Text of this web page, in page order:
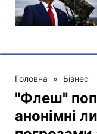
Головна » Бізнес
"Флеш"
анонімні